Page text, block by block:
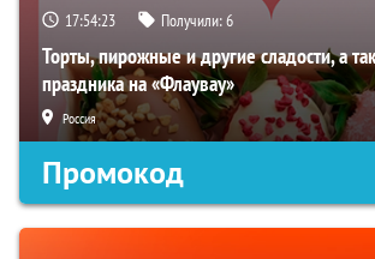
17:54:22 Получили:6
Торты, пирожные и другие сладости, а
праздника на «Флаувау»
Россия
Промокод